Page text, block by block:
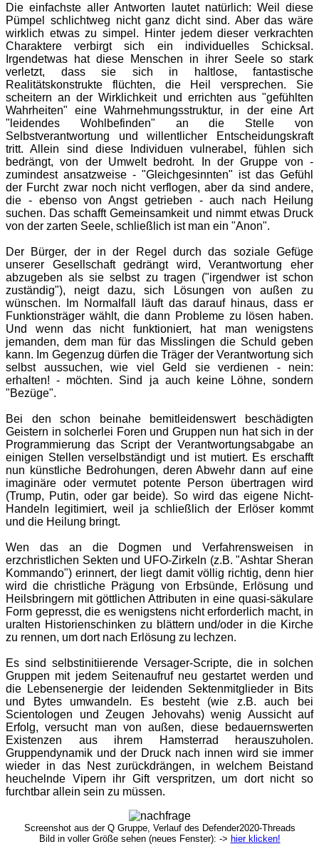
Die einfachste aller Antworten lautet natürlich: Weil diese
Pümpel schlichtweg nicht ganz dicht sind. Aber das wäre
wirklich etwas zu simpel. Hinter jedem dieser verkrachten
Charaktere verbirgt sich ein individuelles Schicksal.
Irgendetwas hat diese Menschen in ihrer Seele so stark
verletzt, dass sie sich in haltlose, fantastische
Realitätskonstrukte flüchten, die Heil versprechen. Sie
scheitern an der Wirklichkeit und errichten aus "gefühlten
Wahrheiten" eine Wahrnehmungsstruktur, in der eine Art
"leidendes Wohlbefinden" an die Stelle von
Selbstverantwortung und willentlicher Entscheidungskraft
tritt. Allein sind diese Individuen vulnerabel, fühlen sich
bedrängt, von der Umwelt bedroht. In der Gruppe von -
zumindest ansatzweise - "Gleichgesinnten" ist das Gefühl
der Furcht zwar noch nicht verflogen, aber da sind andere,
die - ebenso von Angst getrieben - auch nach Heilung
suchen. Das schafft Gemeinsamkeit und nimmt etwas Druck
von der zarten Seele, schließlich ist man ein "Anon".
Der Bürger, der in der Regel durch das soziale Gefüge
unserer Gesellschaft gedrängt wird, Verantwortung eher
abzugeben als sie selbst zu tragen ("irgendwer ist schon
zuständig"), neigt dazu, sich Lösungen von außen zu
wünschen. Im Normalfall läuft das darauf hinaus, dass er
Funktionsträger wählt, die dann Probleme zu lösen haben.
Und wenn das nicht funktioniert, hat man wenigstens
jemanden, dem man für das Misslingen die Schuld geben
kann. Im Gegenzug dürfen die Träger der Verantwortung sich
selbst aussuchen, wie viel Geld sie verdienen - nein:
erhalten! - möchten. Sind ja auch keine Löhne, sondern
"Bezüge".
Bei den schon beinahe bemitleidenswert beschädigten
Geistern in solcherlei Foren und Gruppen nun hat sich in der
Programmierung das Script der Verantwortungsabgabe an
einigen Stellen verselbständigt und ist mutiert. Es erschafft
nun künstliche Bedrohungen, deren Abwehr dann auf eine
imaginäre oder vermutet potente Person übertragen wird
(Trump, Putin, oder gar beide). So wird das eigene Nicht-
Handeln legitimiert, weil ja schließlich der Erlöser kommt
und die Heilung bringt.
Wen das an die Dogmen und Verfahrensweisen in
erzchristlichen Sekten und UFO-Zirkeln (z.B. "Ashtar Sheran
Kommando") erinnert, der liegt damit völlig richtig, denn hier
wird die christliche Prägung von Erbsünde, Erlösung und
Heilsbringern mit göttlichen Attributen in eine quasi-säkulare
Form gepresst, die es wenigstens nicht erforderlich macht, in
uralten Historienschinken zu blättern und/oder in die Kirche
zu rennen, um dort nach Erlösung zu lechzen.
Es sind selbstinitiierende Versager-Scripte, die in solchen
Gruppen mit jedem Seitenaufruf neu gestartet werden und
die Lebensenergie der leidenden Sektenmitglieder in Bits
und Bytes umwandeln. Es besteht (wie z.B. auch bei
Scientologen und Zeugen Jehovahs) wenig Aussicht auf
Erfolg, versucht man von außen, diese bedauernswerten
Existenzen aus ihrem Hamsterrad herauszuholen.
Gruppendynamik und der Druck nach innen wird sie immer
wieder in das Nest zurückdrängen, in welchem Beistand
heuchelnde Vipern ihr Gift verspritzen, um dort nicht so
furchtbar allein sein zu müssen.
Screenshot aus der Q Gruppe, Verlauf des Defender2020-Threads
Bild in voller Größe sehen (neues Fenster): -> hier klicken!